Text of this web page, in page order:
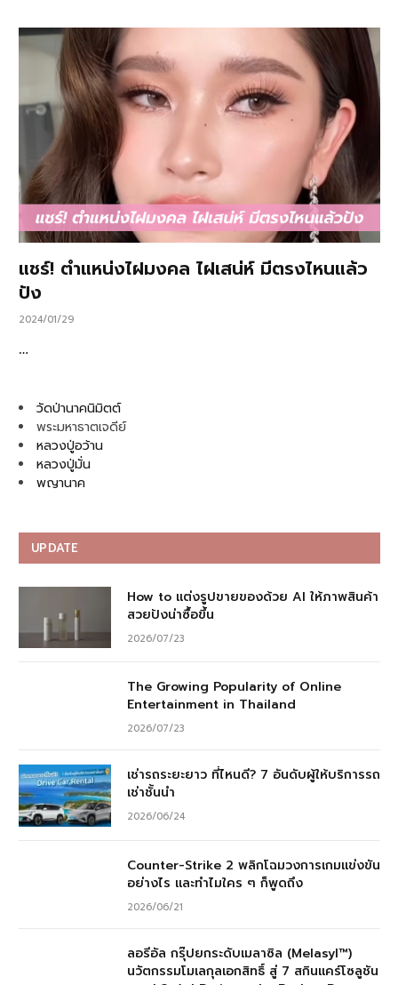
แชร์! ตำแหน่งไฝมงคล ไฝเสน่ห์ มีตรงไหนแล้ว
ปัง
2024/01/29
…
วัดป่านาคนิมิตต์
พระมหาธาตเจดีย์
หลวงปู่อว้าน
หลวงปู่มั่น
พญานาค
UPDATE
How to แต่งรูปขายของด้วย AI ให้ภาพสินค้า
สวยปังน่าซื้อขึ้น
2026/07/23
The Growing Popularity of Online
Entertainment in Thailand
2026/07/23
เช่ารถระยะยาว ที่ไหนดี? 7 อันดับผู้ให้บริการรถ
เช่าชั้นนำ
2026/06/24
Counter-Strike 2 พลิกโฉมวงการเกมแข่งขัน
อย่างไร และทำไมใคร ๆ ก็พูดถึง
2026/06/21
ลอรีอัล กรุ๊ปยกระดับเมลาซิล (Melasyl™)
นวัตกรรมโมเลกุลเอกสิทธิ์ สู่ 7 สกินแคร์โซลูชัน